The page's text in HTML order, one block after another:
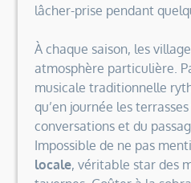
lâcher-prise pendant
À chaque saison, les
atmosphère particulière.
musicale traditionnelle
qu’en journée les
conversations et du
Impossible de ne pas
locale, véritable star des